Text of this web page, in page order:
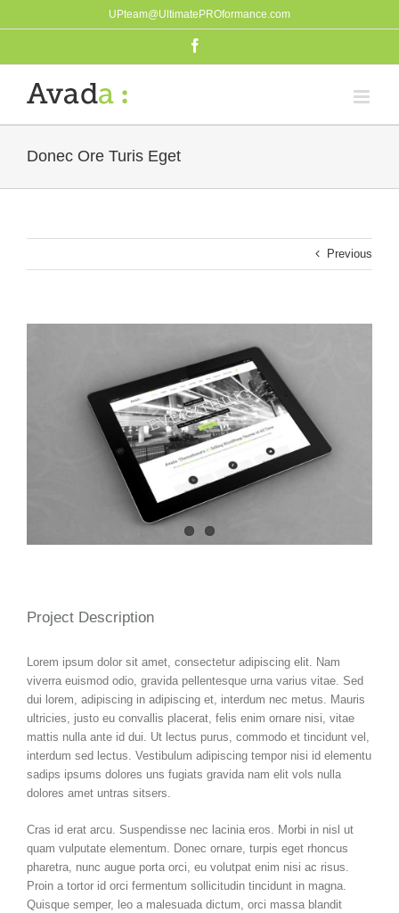
to
UPteam@UltimatePROformance.com
Donec Ore Turis Eget
Previous
Project Description
Lorem ipsum dolor sit amet, consectetur adipiscing elit. Nam
viverra euismod odio, gravida pellentesque urna varius vitae. Sed
dui lorem, adipiscing in adipiscing et, interdum nec metus. Mauris
ultricies, justo eu convallis placerat, felis enim ornare nisi, vitae
mattis nulla ante id dui. Ut lectus purus, commodo et tincidunt vel,
interdum sed lectus. Vestibulum adipiscing tempor nisi id elementu
sadips ipsums dolores uns fugiats gravida nam elit vols nulla
dolores amet untras sitsers.
Cras id erat arcu. Suspendisse nec lacinia eros. Morbi in nisl ut
quam vulputate elementum. Donec ornare, turpis eget rhoncus
pharetra, nunc augue porta orci, eu volutpat enim nisi ac risus.
Proin a tortor id orci fermentum sollicitudin tincidunt in magna.
Quisque semper, leo a malesuada dictum, orci massa blandit